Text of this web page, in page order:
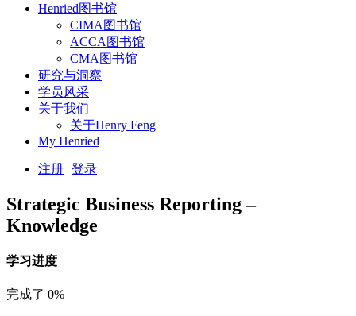
Henried图书馆
CIMA图书馆
ACCA图书馆
CMA图书馆
研究与洞察
学员风采
关于我们
关于Henry Feng
My Henried
注册 登录
Strategic Business Reporting –
Knowledge
学习进度
完成了 0%